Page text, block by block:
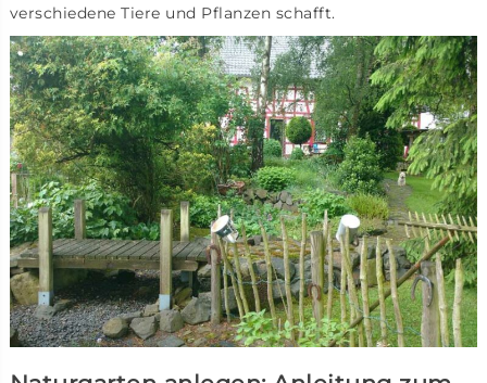
verschiedene Tiere und Pflanzen schafft.